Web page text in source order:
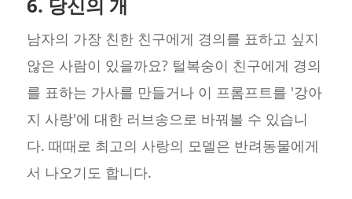
남자의 가장 친한 친구에게 경의를 표하고 싶지
않은 사람이 있을까요? 털복숭이 친구에게 경의
를 표하는 가사를 만들거나 이 프롬프트를 '강아
지 사랑'에 대한 러브송으로 바꿔볼 수 있습니
다. 때때로 최고의 사랑의 모델은 반려동물에게
서 나오기도 합니다.